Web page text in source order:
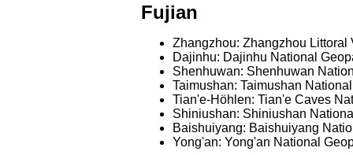
Fujian
Zhangzhou: Zhangzhou
Dajinhu: Dajinhu National
Shenhuwan: Shenhuwan
Taimushan: Taimushan
Tian'e-Höhlen: Tian'e Caves
Shiniushan: Shiniushan
Baishuiyang: Baishuiyang
Yong'an: Yong'an National